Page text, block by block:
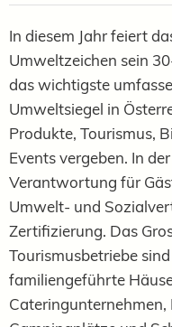
In diesem Jahr feiert
Umweltzeichen sein
das wichtigste
Umweltsiegel in
Produkte, Tourismus,
Events vergeben. In
Verantwortung für
Umwelt- und
Zertifizierung. Das
Tourismusbetriebe
familiengeführte
Cateringunternehmen,